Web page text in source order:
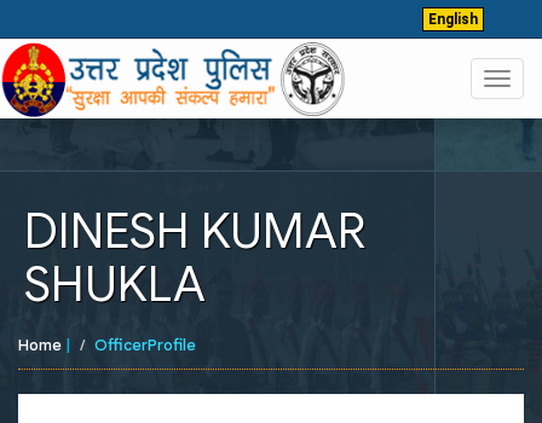
English
DINESH KUMAR
SHUKLA
Home | OfficerProfile